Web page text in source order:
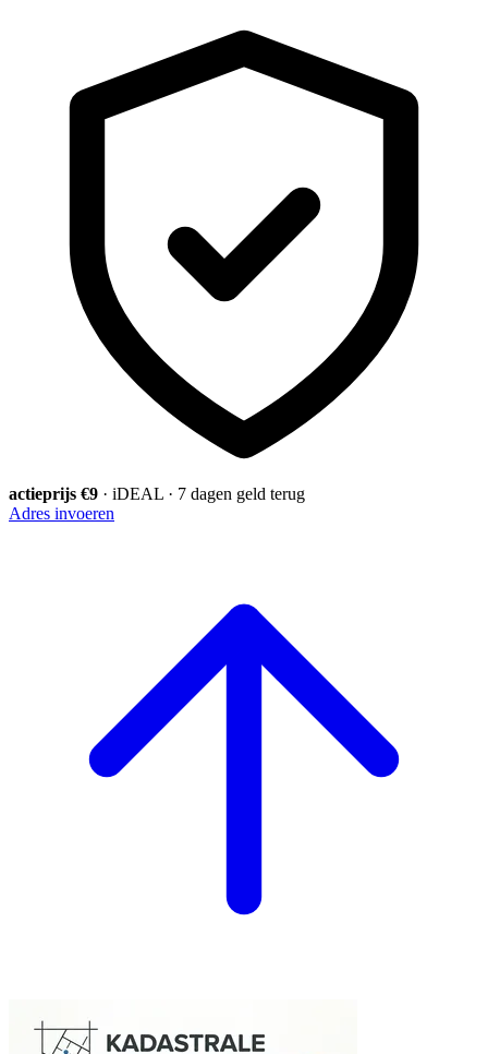
actieprijs €9 · iDEAL · 7 dagen geld terug
Adres invoeren